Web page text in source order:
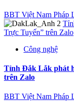
BBT Việt Nam Pháp
Trực Tuyến” trên Zalo
Công nghệ
Tỉnh Đắk Lắk phát
trên Zalo
BBT Việt Nam Pháp